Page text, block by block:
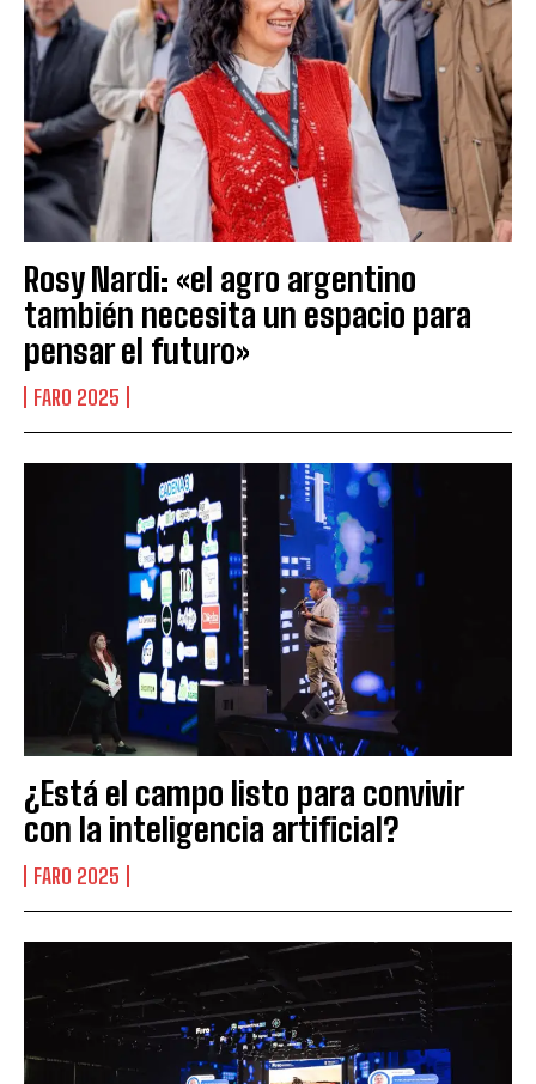
Rosy Nardi: «el agro argentino
también necesita un espacio para
pensar el futuro»
FARO 2025
¿Está el campo listo para convivir
con la inteligencia artificial?
FARO 2025